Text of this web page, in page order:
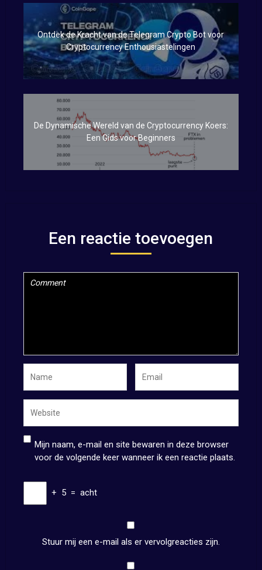
Ontdek de Kracht van de Telegram Crypto Bot voor
Cryptocurrency Enthousiastelingen
De Dynamische Wereld van de Cryptocurrency Koers:
Een Gids voor Beginners
Een reactie toevoegen
Mijn naam, e-mail en site bewaren in deze browser
voor de volgende keer wanneer ik een reactie plaats.
+ 5 = acht
Stuur mij een e-mail als er vervolgreacties zijn.